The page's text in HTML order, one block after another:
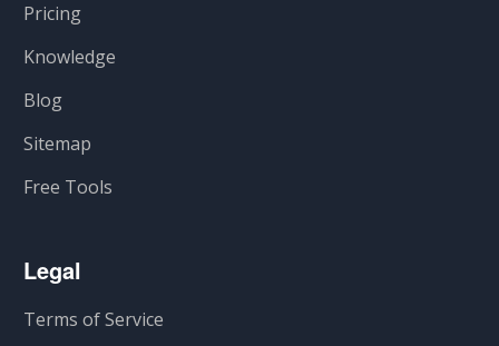
Pricing
Knowledge
Blog
Sitemap
Free Tools
Legal
Terms of Service